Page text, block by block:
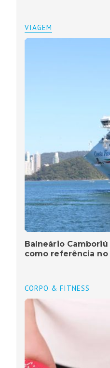
VIAGEM
Balneário
como referência no
CORPO & FITNESS